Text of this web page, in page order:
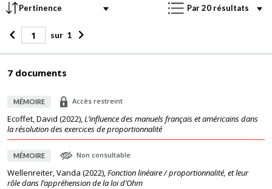
sur 1
7 documents
MÉMOIRE Accès restreint
Ecoffet, David (2022),L’influence des manuels français et américains dans
la résolution des exercices de proportionnalité
MÉMOIRE Non consultable
Wellenreiter, Vanda (2022),Fonction linéaire / proportionnalité, et leur
rôle dans l’appréhension de la loi d’Ohm